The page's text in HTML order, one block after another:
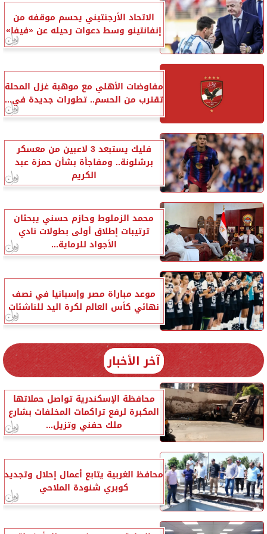
الاتحاد الأرجنتيني يحسم موقفه من
إنفانتينو وسط دعوات رحيله عن «فيفا»
مفاوضات الأهلي مع موهبة غزل المحلة
تقترب من الحسم.. تطورات جديدة في...
فليك يستبعد 3 لاعبين من معسكر
برشلونة.. ومفاجأة بشأن حمزة عبد
الكريم
محمد الزملوط وحازم حسني يبحثان
ترتيبات إطلاق أولى بطولات نادي
الأجواد للرماية...
موعد مباراة مصر وإسبانيا في نصف
نهائي كأس العالم لكرة اليد للناشئات
آخر الأخبار
محافظة الإسكندرية تواصل حملاتها
المكبرة لرفع تراكمات المخلفات بشارع
ملك حفني وتزيل...
محافظ الغربية يتابع أعمال إحلال وتجديد
كوبري شنودة الملاحي